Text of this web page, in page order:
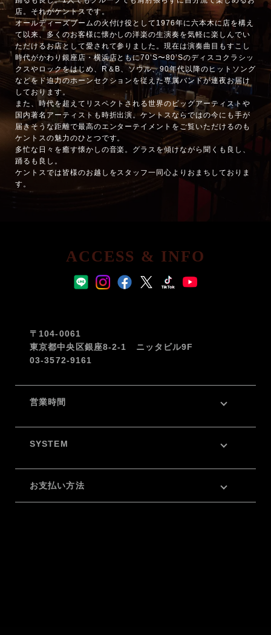
店。それがケントスです。
オールディーズブームの火付け役として1976年に六本木に店を構え
て以来、多くのお客様に懐かしの洋楽の生演奏を気軽に楽しんでい
ただけるお店として愛されて参りました。現在は演奏曲目もすこし
時代がかわり銀座店・横浜店ともに70’S〜80’Sのディスコクラシッ
クスやロックをはじめ、R＆B、ソウル、90年代以降のヒットソング
などをド迫力のホーンセクションを従えた専属バンドが連夜お届け
しております。
また、時代を超えてリスペクトされる世界のビッグアーティストや
国内著名アーティストも時折出演。ケントスならではの今にも手が
届きそうな距離で最高のエンターテイメントをご覧いただけるのも
ケントスの魅力のひとつです。
多忙な日々を癒す懐かしの音楽。グラスを傾けながら聞くも良し、
踊るも良し。
ケントスでは皆様のお越しをスタッフ一同心よりおまちしておりま
す。
ACCESS & INFO
〒104-0061
東京都中央区銀座8-2-1 ニッタビル9F
03-3572-9161
営業時間
SYSTEM
お支払い方法